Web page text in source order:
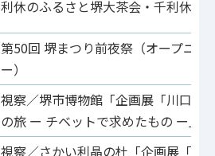
利休のふるさと堺大茶会・千利休慰
第50回 堺まつり前夜祭（オープニン
ー）
視察／堺市博物館「企画展「川口慧
の旅 ー チベットで求めたもの ー」
視察／さかい利晶の杜「企画展「堺